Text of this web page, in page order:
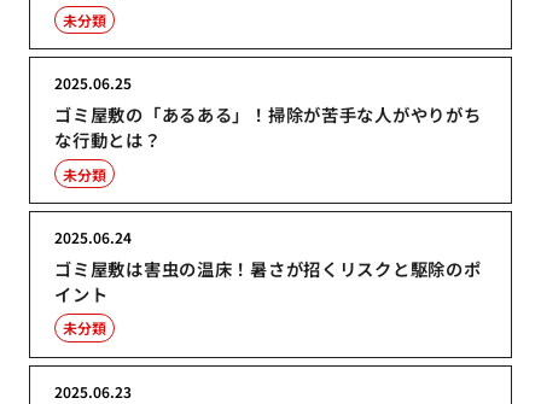
未分類
ゴミ屋敷の「あるある」！掃除が苦手な人がやりがち
な行動とは？
2025.06.25
未分類
ゴミ屋敷は害虫の温床！暑さが招くリスクと駆除のポ
イント
2025.06.24
未分類
2025.06.23